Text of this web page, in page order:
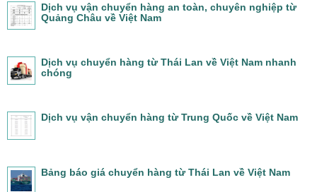
Dịch vụ vận chuyển hàng an toàn, chuyên nghiệp từ
Quảng Châu về Việt Nam
Dịch vụ chuyển hàng từ Thái Lan về Việt Nam nhanh
chóng
Dịch vụ vận chuyển hàng từ Trung Quốc về Việt Nam
Bảng báo giá chuyển hàng từ Thái Lan về Việt Nam